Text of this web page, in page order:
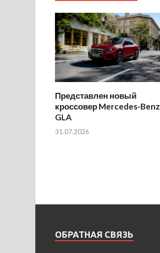
Представлен новый
кроссовер Mercedes-Benz
GLA
31.07.2026
ОБРАТНАЯ СВЯЗЬ